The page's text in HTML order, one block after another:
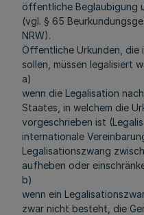
öffentliche Beglaubigung
(vgl. § 65
NRW).
Öffentliche Urkunden, die
sollen, müssen legalisiert
a)
wenn die Legalisation
Staates, in welchem die
vorgeschrieben ist
internationale
Legalisationszwang
aufheben oder
b)
wenn ein
zwar nicht besteht, die